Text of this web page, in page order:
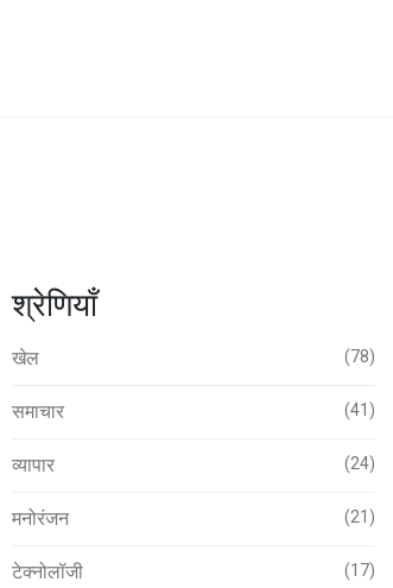
श्रेणियाँ
खेल (78)
समाचार (41)
व्यापार (24)
मनोरंजन (21)
टेक्नोलॉजी (17)